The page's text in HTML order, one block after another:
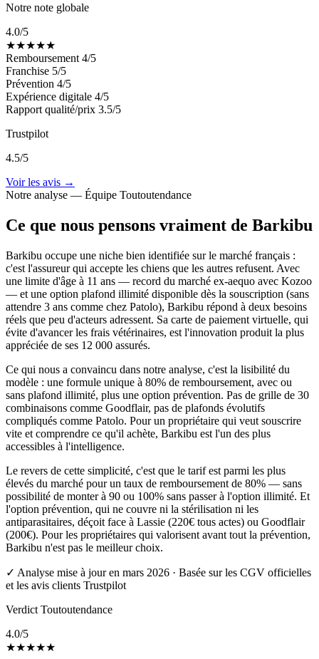
Notre note globale
4.0/5
★★★★★
Remboursement 4/5
Franchise 5/5
Prévention 4/5
Expérience digitale 4/5
Rapport qualité/prix 3.5/5
Trustpilot
4.5/5
Voir les avis →
Notre analyse — Équipe Toutoutendance
Ce que nous pensons vraiment de Barkibu
Barkibu occupe une niche bien identifiée sur le marché français :
c'est l'assureur qui accepte les chiens que les autres refusent. Avec
une limite d'âge à 11 ans — record du marché ex-aequo avec Kozoo
— et une option plafond illimité disponible dès la souscription (sans
attendre 3 ans comme chez Patolo), Barkibu répond à deux besoins
réels que peu d'acteurs adressent. Sa carte de paiement virtuelle, qui
évite d'avancer les frais vétérinaires, est l'innovation produit la plus
appréciée de ses 12 000 assurés.
Ce qui nous a convaincu dans notre analyse, c'est la lisibilité du
modèle : une formule unique à 80% de remboursement, avec ou
sans plafond illimité, plus une option prévention. Pas de grille de 30
combinaisons comme Goodflair, pas de plafonds évolutifs
compliqués comme Patolo. Pour un propriétaire qui veut souscrire
vite et comprendre ce qu'il achète, Barkibu est l'un des plus
accessibles à l'intelligence.
Le revers de cette simplicité, c'est que le tarif est parmi les plus
élevés du marché pour un taux de remboursement de 80% — sans
possibilité de monter à 90 ou 100% sans passer à l'option illimité. Et
l'option prévention, qui ne couvre ni la stérilisation ni les
antiparasitaires, déçoit face à Lassie (220€ tous actes) ou Goodflair
(200€). Pour les propriétaires qui valorisent avant tout la prévention,
Barkibu n'est pas le meilleur choix.
✓ Analyse mise à jour en mars 2026 · Basée sur les CGV officielles
et les avis clients Trustpilot
Verdict Toutoutendance
4.0/5
★★★★★